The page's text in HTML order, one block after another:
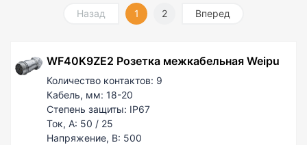
100 / 50
200 / 50
Назад 1 2 Вперед
WF40K9ZE2 Розетка межкабельная Weipu
Количество контактов: 9
Кабель, мм: 18-20
Степень защиты: IP67
Ток, А: 50 / 25
Напряжение, В: 500